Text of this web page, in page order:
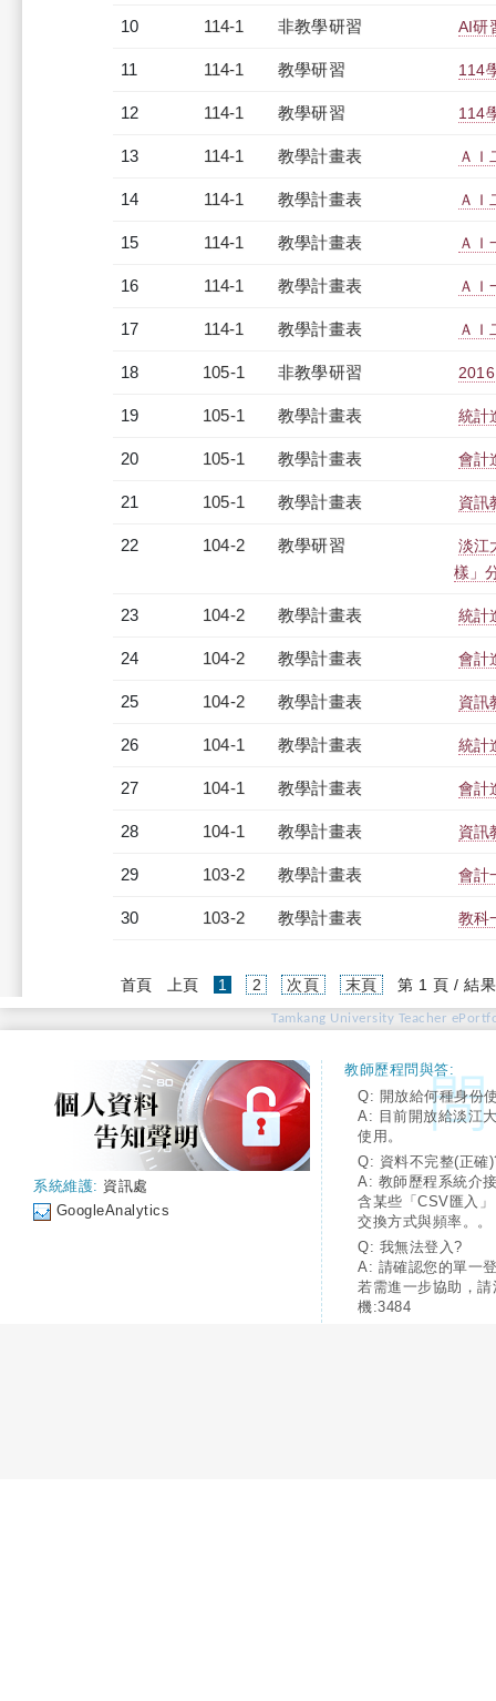
10 114-1 非教學研習 AI研
11 114-1 教學研習 114
12 114-1 教學研習 114
13 114-1 教學計畫表 Ａ
14 114-1 教學計畫表 Ａ
15 114-1 教學計畫表 Ａ
16 114-1 教學計畫表 Ａ
17 114-1 教學計畫表 Ａ
18 105-1 非教學研習
19 105-1 教學計畫表 統計
20 105-1 教學計畫表 會計
21 105-1 教學計畫表 資訊
22 104-2 教學研習
淡江
樣」
23 104-2 教學計畫表 統計
24 104-2 教學計畫表 會計
25 104-2 教學計畫表 資訊
26 104-1 教學計畫表 統計
27 104-1 教學計畫表 會計
28 104-1 教學計畫表 資訊
29 103-2 教學計畫表 會計
30 103-2 教學計畫表 教科
首頁 上頁 1 (current)
2 次頁 末頁 第 1 頁 / 結
Tamkang University Teacher
系統維護: 資訊處
GoogleAnalytics
教師歷程問與答:
Q: 開放給何種身份
A: 目前開放給淡江
使用。
Q: 資料不完整(正確
A: 教師歷程系統介
含某些「CSV匯入
交換方式與頻率。。
Q: 我無法登入?
A: 請確認您的單一
若需進一步協助，
機:3484